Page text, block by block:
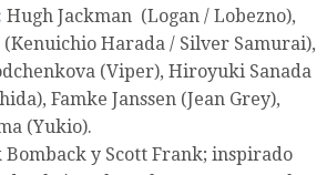
Hugh Jackman (Logan / Lobezno),
Harada / Silver Samurai),
(Viper), Hiroyuki Sanada
Famke Janssen (Jean Grey),
(Yukio).
y Scott Frank; inspirado